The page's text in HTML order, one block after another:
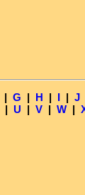
| G | H | I | J
| U | V | W |